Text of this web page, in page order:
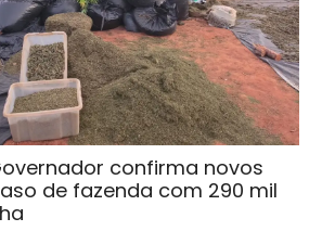
confirma novos
de fazenda com 290 mil